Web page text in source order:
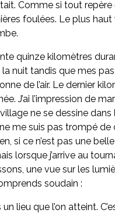
Comme si tout
foulées. Le plus
quinze kilomètres
nuit tandis que mes pas
de l’air. Le dernier
J’ai l’impression de
ne se dessine dans
me suis pas trompé de
si ce n’est pas une
lorsque j’arrive au
une vue sur les
soudain :
un lieu que l’on atteint.